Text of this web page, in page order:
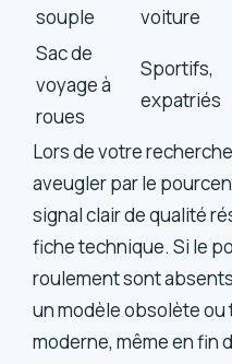
souple
voiture
Sac de
voyage à
roues
Sportifs,
expatriés
Lors de votre
aveugler par le
signal clair de qualité
fiche technique. Si le
roulement sont
un modèle obsolète ou
moderne, même en fin